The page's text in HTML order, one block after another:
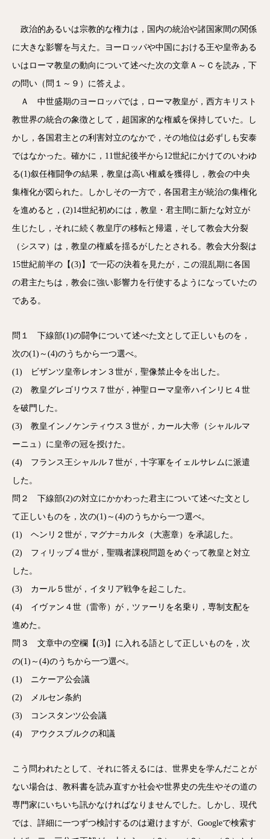
政治的あるいは宗教的な権力は，国内の統治や諸国家間の関係
に大きな影響を与えた。ヨーロッパや中国における王や皇帝ある
いはローマ教皇の動向について述べた次の文章Ａ～Ｃを読み，下
の問い（問１～９）に答えよ。
Ａ 中世盛期のヨーロッパでは，ローマ教皇が，西方キリスト
教世界の統合の象徴として，超国家的な権威を保持していた。し
かし，各国君主との利害対立のなかで，その地位は必ずしも安泰
ではなかった。確かに，11世紀後半から12世紀にかけてのいわゆ
る(1)叙任権闘争の結果，教皇は高い権威を獲得し，教会の中央
集権化が図られた。しかしその一方で，各国君主が統治の集権化
を進めると，(2)14世紀初めには，教皇・君主間に新たな対立が
生じたし，それに続く教皇庁の移転と帰還，そして教会大分裂
（シスマ）は，教皇の権威を揺るがしたとされる。教会大分裂は
15世紀前半の【(3)】で一応の決着を見たが，この混乱期に各国
の君主たちは，教会に強い影響力を行使するようになっていたの
である。
問１ 下線部(1)の闘争について述べた文として正しいものを，
次の(1)～(4)のうちから一つ選べ。
(1) ビザンツ皇帝レオン３世が，聖像禁止令を出した。
(2) 教皇グレゴリウス７世が，神聖ローマ皇帝ハインリヒ４世
を破門した。
(3) 教皇インノケンティウス３世が，カール大帝（シャルルマ
ーニュ）に皇帝の冠を授けた。
(4) フランス王シャルル７世が，十字軍をイェルサレムに派遣
した。
問２ 下線部(2)の対立にかかわった君主について述べた文とし
て正しいものを，次の(1)～(4)のうちから一つ選べ。
(1) ヘンリ２世が，マグナ=カルタ（大憲章）を承認した。
(2) フィリップ４世が，聖職者課税問題をめぐって教皇と対立
した。
(3) カール５世が，イタリア戦争を起こした。
(4) イヴァン４世（雷帝）が，ツァーリを名乗り，専制支配を
進めた。
問３ 文章中の空欄【(3)】に入れる語として正しいものを，次
の(1)～(4)のうちから一つ選べ。
(1) ニケーア公会議
(2) メルセン条約
(3) コンスタンツ公会議
(4) アウクスブルクの和議
こう問われたとして、それに答えるには、世界史を学んだことが
ない場合は、教科書を読み直すか社会や世界史の先生やその道の
専門家にいちいち訊かなければなりませんでした。しかし、現代
では、詳細に一つずつ検討するのは避けますが、Googleで検索す